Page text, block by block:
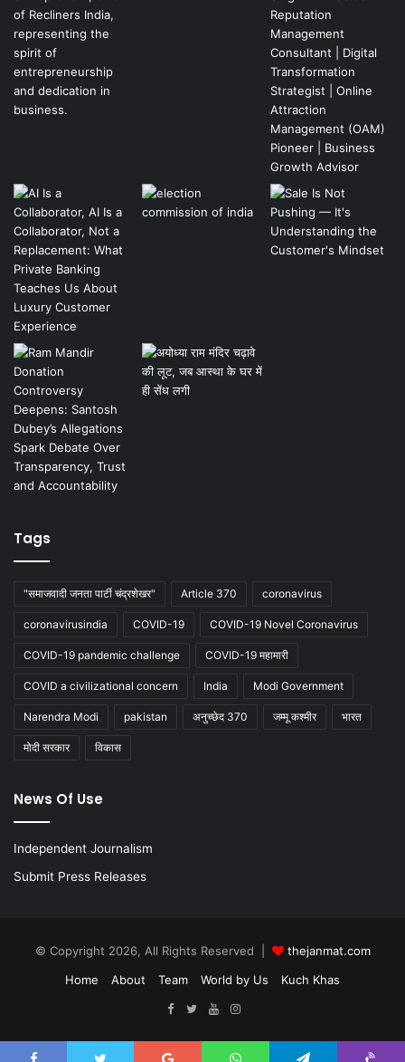
Tags
"समाजवादी जनता पार्टी चंद्रशेखर" Article 370 coronavirus
coronavirusindia COVID-19 COVID-19 Novel Coronavirus
COVID-19 pandemic challenge COVID-19 महामारी
COVID a civilizational concern India Modi Government
Narendra Modi pakistan अनुच्छेद 370 जम्मू कश्मीर भारत
मोदी सरकार विकास
News Of Use
Independent Journalism
Submit Press Releases
© Copyright 2026, All Rights Reserved |
thejanmat.com
Home
About Team World by Us Kuch Khas